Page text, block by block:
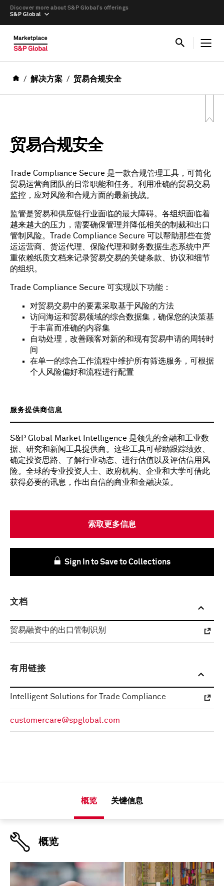
S&P Global
Discover more about S&P Global’s offerings
解决方案 贸易合规安全
贸易合规安全
Trade Compliance Secure 是一款合规管理工具，可简化
贸易运营商团队的日常职能和任务。利用准确的贸易交易
监控，应对风险和合规方面的最新挑战。
监管是贸易和供应链行业面临的最大障碍。各组织面临着
越来越大的压力，需要确保管理并降低相关的制裁和出口
管制风险。Trade Compliance Secure 可以帮助那些在货
运运营商、货运代理、保险代理和财务数据生态系统中严
重依赖纸质文档来记录贸易交易的关键条款、协议和细节
的组织。
Trade Compliance Secure 可实现以下功能：
对贸易交易中的要素采取基于风险的方法
访问海运和贸易领域的综合数据集，确保您的决策基
于丰富而准确的内容集
自动处理，改善顾客对新的和现有贸易申请的周转时
间
在单一的综合工作流程中维护所有筛选服务，可根据
个人风险偏好和流程进行配置
服务提供商信息
S&P Global Market Intelligence 是领先的金融和工业数
据、研究和新闻工具提供商。这些工具可帮助跟踪绩效、
确定投资思路、了解行业动态、进行估值以及评估信用风
险。全球的专业投资人士、政府机构、企业和大学可借此
获得必要的讯息，作出自信的商业和金融决策。
索取更多信息
Sign In to Save to Collections
文档
贸易融资中的出口管制识别
有用链接
Intelligent Solutions for Trade Compliance
customercare@spglobal.com
概览 关键信息
概览